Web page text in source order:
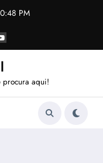
PM
procura aqui!